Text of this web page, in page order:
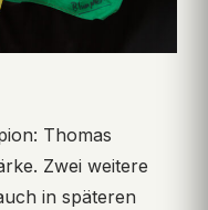
Thomas
Zwei weitere
in späteren